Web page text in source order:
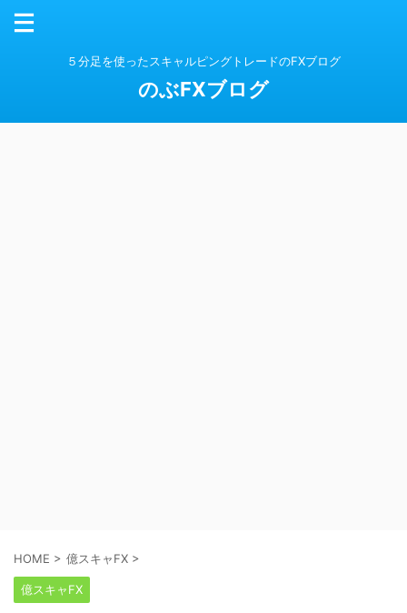
５分足を使ったスキャルピングトレードのFXブログ
のぶFXブログ
HOME > 億スキャFX >
億スキャFX